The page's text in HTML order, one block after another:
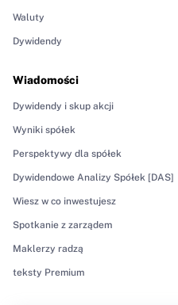
Waluty
Dywidendy
Wiadomości
Dywidendy i skup akcji
Wyniki spółek
Perspektywy dla spółek
Dywidendowe Analizy Spółek [DAS]
Wiesz w co inwestujesz
Spotkanie z zarządem
Maklerzy radzą
teksty Premium